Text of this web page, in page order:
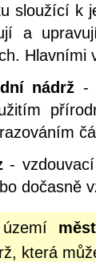
sloužící k
a
Hlavními
nádrž -
-
dočasně
která